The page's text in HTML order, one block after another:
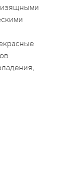
изящными